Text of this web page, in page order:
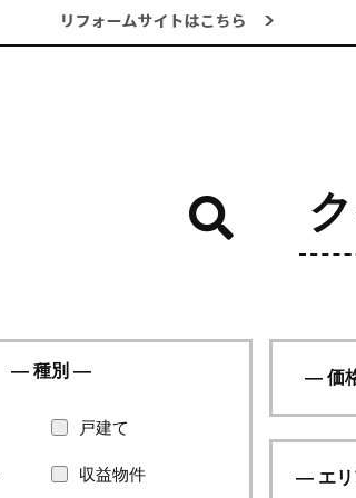
種別
戸建て
収益物件
価
エ